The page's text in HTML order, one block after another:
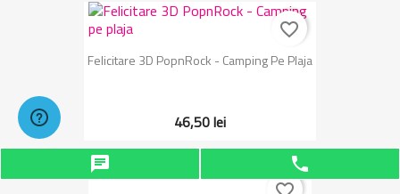
Felicitare 3D PopnRock - Camping Pe Plaja
46,50 lei
favorite_border
chat phone